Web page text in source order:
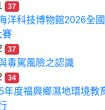
37
洋科技博物館2026全
賽
37
毒駕風險之認識
34
年度福興鄉濕地環境教